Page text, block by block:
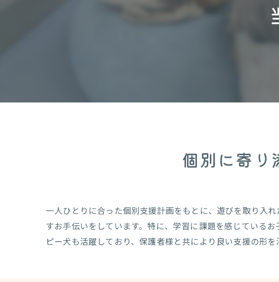
個別に寄り
一人ひとりに合った個別支援計画をもとに、遊びを取り入
すお手伝いをしています。特に、学習に課題を感じている
ピー犬も活躍しており、保護者様と共により良い支援の形を